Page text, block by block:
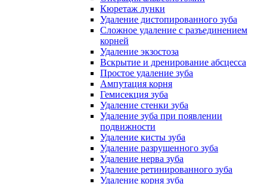
Кюретаж лунки
Удаление дистопированного зуба
Сложное удаление с разъединением
корней
Удаление экзостоза
Вскрытие и дренирование абсцесса
Простое удаление зуба
Ампутация корня
Гемисекция зуба
Удаление стенки зуба
Удаление зуба при появлении
подвижности
Удаление кисты зуба
Удаление разрушенного зуба
Удаление нерва зуба
Удаление ретинированного зуба
Удаление корня зуба